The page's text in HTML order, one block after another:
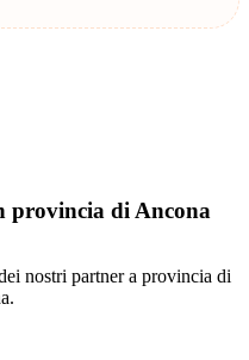
di Ancona
nostri partner a provincia di